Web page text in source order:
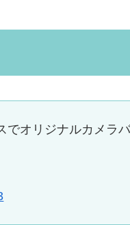
でオリジナルカメラ